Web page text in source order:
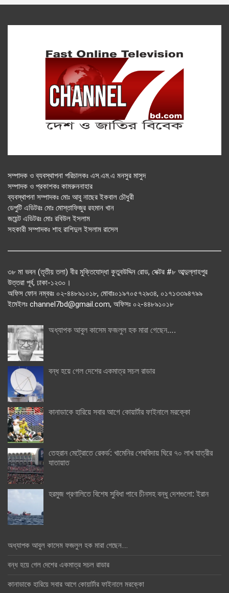
সম্পাদক ও ব্যবস্থাপনা পরিচালকঃ এস.এম.এ মনসুর মাসুদ
সম্পাদক ও প্রকাশকঃ কামরুননাহার
ব্যবস্থাপনা সম্পাদকঃ মোঃ আবু নাছের ইকবাল চৌধুরী
ডেপুটি এডিটরঃ মোঃ মোস্তাফিজুর রহমান খান
জয়েন্ট এডিটরঃ মোঃ রবিউল ইসলাম
সহকারী সম্পাদকঃ শাহ রাশিদুল ইসলাম রাসেল
৩৮ মা ভবন (তৃতীয় তলা) বীর মুক্তিযোদ্ধা কুতুবউদ্দিন রোড, সেক্টর #৮ আব্দুল্লাহপুর
উত্তরা পূর্ব, ঢাকা-১২৩০।
অফিস ফোন নম্বরঃ ০২-৪৪৮৯১০১৮, মোবাঃ০১৯৭০৫৭২৯৩৪, ০১৭১৩৩৯৪৭৯৯
ইমেইলঃ channel7bd@gmail.com, অফিসঃ ০২-৪৪৮৯১০১৮
অধ্যাপক আবুল কাসেম ফজলুল হক মারা গেছেন….
বন্ধ হয়ে গেল দেশের একমাত্র সচল রাডার
কানাডাকে হারিয়ে সবার আগে কোয়ার্টার ফাইনালে মরক্কো
তেহরান মেট্রোতে রেকর্ড: খামেনির শেষবিদায় ঘিরে ৭০ লাখ যাত্রীর
যাতায়াত
হরমুজ প্রণালিতে বিশেষ সুবিধা পাবে চীনসহ বন্ধু দেশগুলো: ইরান
অধ্যাপক আবুল কাসেম ফজলুল হক মারা গেছেন….
বন্ধ হয়ে গেল দেশের একমাত্র সচল রাডার
কানাডাকে হারিয়ে সবার আগে কোয়ার্টার ফাইনালে মরক্কো